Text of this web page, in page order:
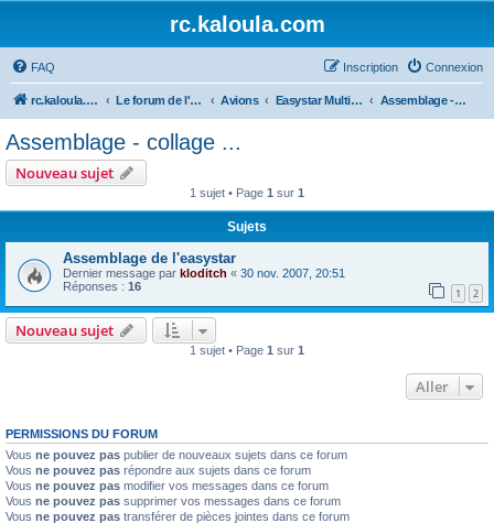
rc.kaloula.com
FAQ Connexion
Inscription
rc.kaloula.com Aéromodélisme Le forum de l'Aéromodélisme Avions Easystar Multiplex Assemblage - collage ...
Assemblage - collage ...
Nouveau sujet
1 sujet • Page 1 sur 1
Sujets
Assemblage de l'easystar
Dernier message par kloditch « 30 nov. 2007, 20:51
Réponses : 16 1 2
Nouveau sujet
1 sujet • Page 1 sur 1
Aller
PERMISSIONS DU FORUM
Vous ne pouvez pas publier de nouveaux sujets dans ce forum
Vous ne pouvez pas répondre aux sujets dans ce forum
Vous ne pouvez pas modifier vos messages dans ce forum
Vous ne pouvez pas supprimer vos messages dans ce forum
Vous ne pouvez pas transférer de pièces jointes dans ce forum